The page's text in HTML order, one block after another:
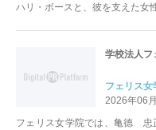
ハリ・ボースと、彼を支えた女
学校法人
フェリス女
2026年06
フェリス女学院では、亀德 忠